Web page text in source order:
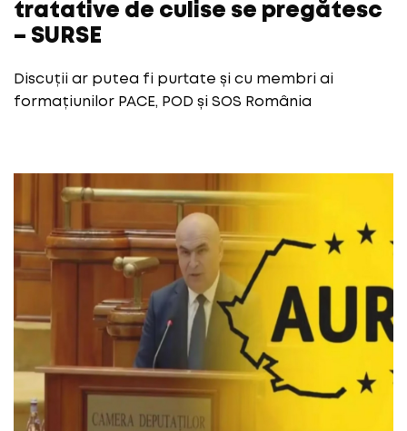
tratative de culise se pregătesc
– SURSE
Discuții ar putea fi purtate și cu membri ai
formațiunilor PACE, POD și SOS România